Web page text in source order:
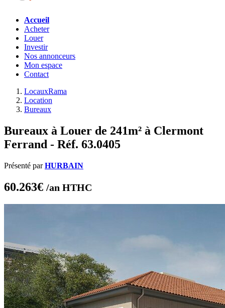
Accueil
Acheter
Louer
Investir
Nos annonceurs
Mon espace
Contact
LocauxRama
Location
Bureaux
Bureaux à Louer de 241m² à Clermont
Ferrand - Réf. 63.0405
Présenté parHURBAIN
60.263€ /an HTHC